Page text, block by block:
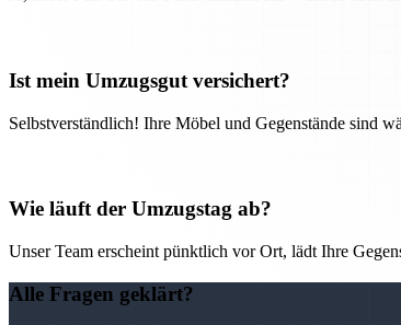
Ist mein Umzugsgut versichert?
Selbstverständlich! Ihre Möbel und Gegenstände sind
Wie läuft der Umzugstag ab?
Unser Team erscheint pünktlich vor Ort, lädt Ihre
Alle Fragen geklärt?